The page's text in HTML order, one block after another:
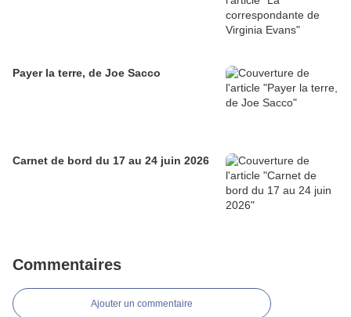
Payer la terre, de Joe Sacco
Carnet de bord du 17 au 24 juin 2026
Commentaires
Ajouter un commentaire